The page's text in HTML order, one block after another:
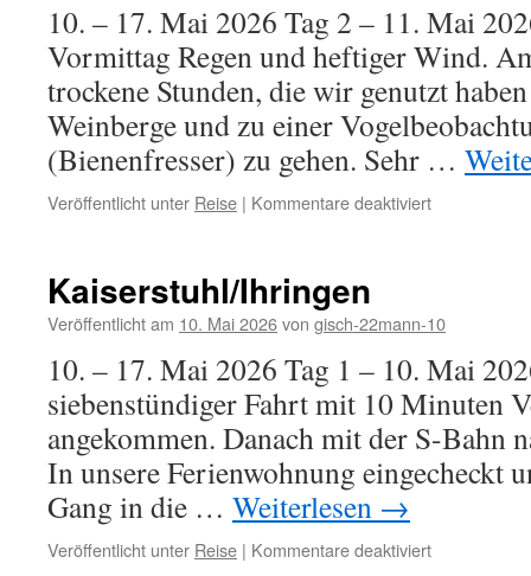
10. – 17. Mai 2026 Tag 2 – 11. Mai
Vormittag Regen und heftiger Wind.
trockene Stunden, die wir genutzt
Weinberge und zu einer
(Bienenfresser) zu gehen. Sehr …
Veröffentlicht unter Reise | Kommentare deaktiviertfür
Kaiserstuhl/Ihringen
Veröffentlicht am 10. Mai 2026von gisch-22mann-10
10. – 17. Mai 2026 Tag 1 – 10. Mai
siebenstündiger Fahrt mit 10 Minuten
angekommen. Danach mit der S-Bahn
In unsere Ferienwohnung eingecheckt
Gang in die … Weiterlesen →
Veröffentlicht unter Reise | Kommentare deaktiviertfür